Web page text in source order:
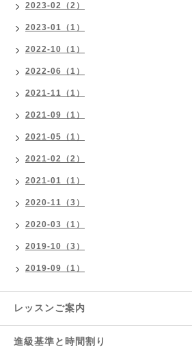
2023-02（2）
2023-01（1）
2022-10（1）
2022-06（1）
2021-11（1）
2021-09（1）
2021-05（1）
2021-02（2）
2021-01（1）
2020-11（3）
2020-03（1）
2019-10（3）
2019-09（1）
レッスンご案内
進級基準と時間割り